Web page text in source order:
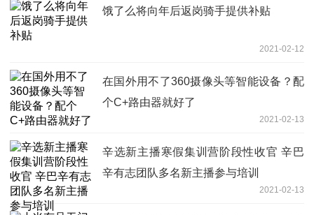
饿了么将向年后返岗骑手提供补贴
2021-02-12
在国外用不了360摄像头等智能设备？配
个C+路由器就好了
2021-02-13
辛选新主播寒假集训营阶段性收官 辛巴
辛有志团队多名新主播参与培训
2021-02-13